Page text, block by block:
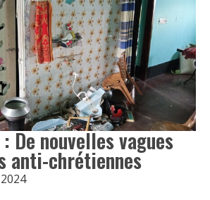
De nouvelles vagues
anti-chrétiennes